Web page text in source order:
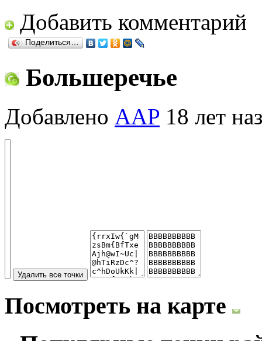
Добавить комментарий
Поделиться…
Большеречье
Добавлено AAP 18 лет
Посмотреть на карте